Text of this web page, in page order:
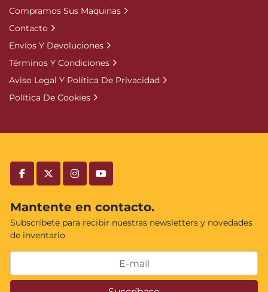
facebooktwitterinstagramyoutube
Mantente en contacto.
Subscríbete para recibir nuestras newsletters y novedades
de inventario
Compramos Sus Maquinas
Contacto
Envíos Y Devoluciones
Términos Y Condiciones
Aviso Legal Y Política De Privacidad
Política De Cookies